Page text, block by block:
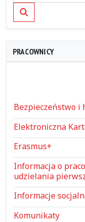
Szukaj
PRACOWNICY
Bezpieczeństwo i
Elektroniczna
Erasmus+
Informacja o
udzielania
Informacje
Komunikaty